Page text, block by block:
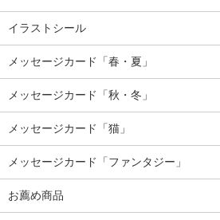
イラストシール
メッセージカード「春・夏」
メッセージカード「秋・冬」
メッセージカード「猫」
メッセージカード「ファンタジー」
お薦め商品